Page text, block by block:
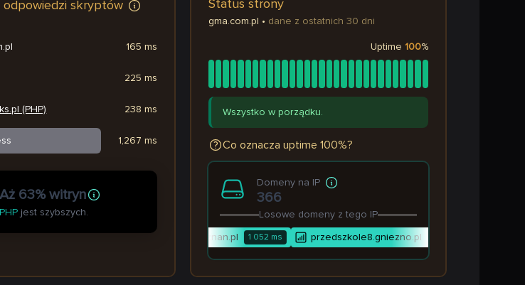
odpowiedzi skryptów
(PHP)
165 ms
225 ms
238 ms
1,267 ms
Aż 63% witryn
PHP jest szybszych.
Status strony
gma.com.pl • dane z ostatnich 30 dni
Uptime 100%
Wszystko w porządku.
Co oznacza uptime 100%?
Domeny na IP
366
Losowe domeny z tego IP
sp78poznan.pl 1 052ms przedszkole8.gniezno.pl